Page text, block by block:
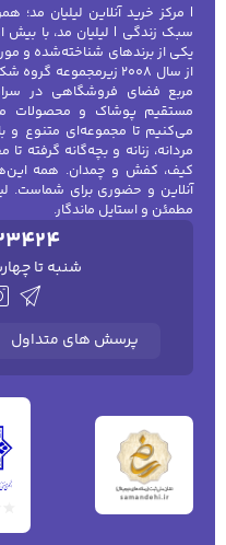
| مرکز خرید آنلاین لیلیان
یکی از برندهای شناخته‌شده و
مربع فضای فروشگاهی در
مستقیم پوشاک و محصولات
می‌کنیم تا مجموعه‌ای متنوع و
مردانه، زنانه و بچه‌گانه گرفته
کیف، کفش و چمدان. همه
آنلاین و حضوری برای شماست.
مطمئن و استایل ماندگار.
شنبه تا چهارشنبه :
پرسش های متداول